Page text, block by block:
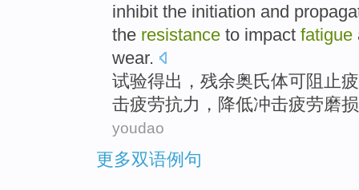
inhibit the initiation and
the resistance to impact fatigue
wear.
试验得出 ， 残余奥氏体可阻止
击疲劳抗力 ， 降低冲击疲劳磨
youdao
更多双语例句